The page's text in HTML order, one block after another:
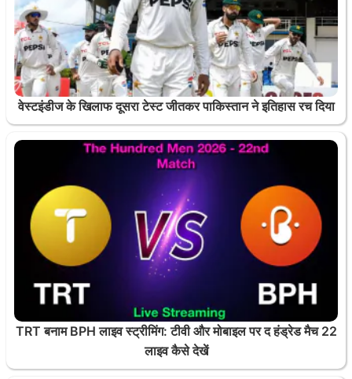
वेस्टइंडीज के खिलाफ दूसरा टेस्ट जीतकर पाकिस्तान ने इतिहास रच दिया
TRT बनाम BPH लाइव स्ट्रीमिंग: टीवी और मोबाइल पर द हंड्रेड मैच 22
लाइव कैसे देखें